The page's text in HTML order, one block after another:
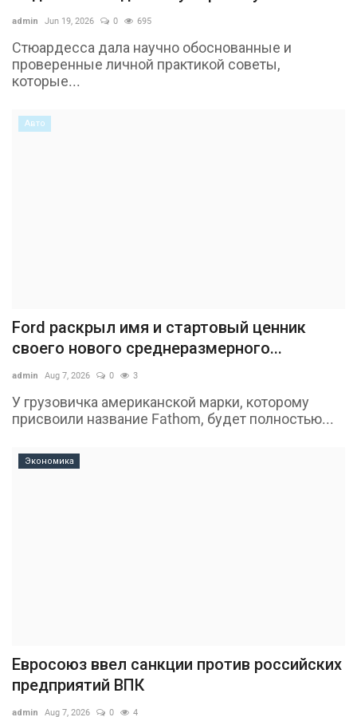
admin Jun 19, 2026 0 695
Стюардесса дала научно обоснованные и
проверенные личной практикой советы,
которые...
Авто
Ford раскрыл имя и стартовый ценник
своего нового среднеразмерного...
admin Aug 7, 2026 0 3
У грузовичка американской марки, которому
присвоили название Fathom, будет полностью...
Экономика
Евросоюз ввел санкции против российских
предприятий ВПК
admin Aug 7, 2026 0 4